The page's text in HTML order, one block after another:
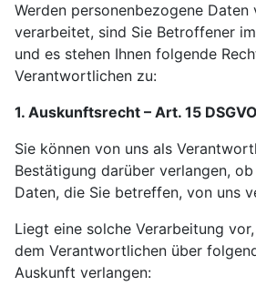
Werden personenbezogene Daten
verarbeitet, sind Sie Betroffener
und es stehen Ihnen folgende
Verantwortlichen zu:
1. Auskunftsrecht – Art. 15 DSGVO
Sie können von uns als
Bestätigung darüber verlangen,
Daten, die Sie betreffen, von uns
Liegt eine solche Verarbeitung
dem Verantwortlichen über
Auskunft verlangen: